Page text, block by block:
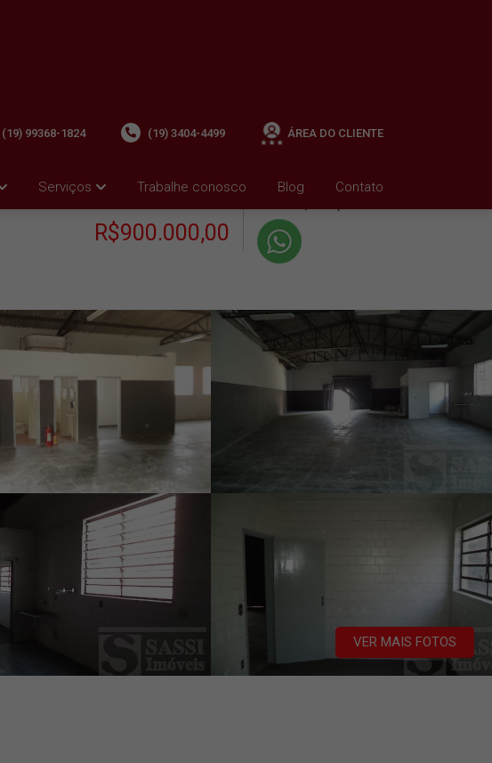
Serviços Trabalhe conosco Blog Contato
(19) 99368-1824 (19) 3404-4499 ÁREA DO CLIENTE
R$900.000,00
+ Condomínio R$0,00
VER MAIS FOTOS